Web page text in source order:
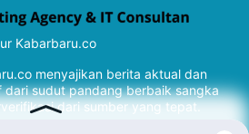
Kabarbaru.co
menyajikan berita aktual dan
dari sudut pandang berbaik sangka
dari sumber yang tepat.